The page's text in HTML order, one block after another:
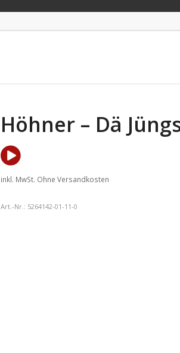
Höhner – Dä
inkl. MwSt. Ohne Versandkosten
Art.-Nr.: 5264142-01-11-0